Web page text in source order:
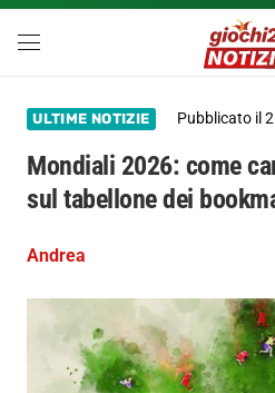
ULTIME NOTIZIE Pubblicato il
Mondiali 2026: come
sul tabellone dei
Andrea